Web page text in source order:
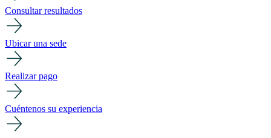
Consultar resultados
Ubicar una sede
Realizar pago
Cuéntenos su experiencia